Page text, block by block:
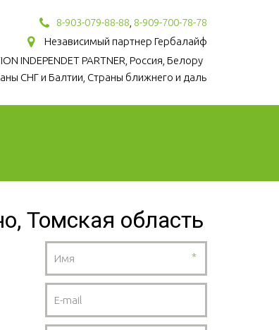
8-903-079-88-88 8-909-700-78-78
Независимый партнер Гербалайф
INDEPENDET PARTNER, Россия, Белору
СНГ и Балтии, Страны ближнего и даль
Томская область
*